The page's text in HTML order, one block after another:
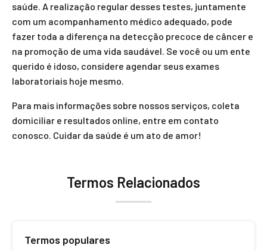
saúde. A realização regular desses testes, juntamente
com um acompanhamento médico adequado, pode
fazer toda a diferença na detecção precoce de câncer e
na promoção de uma vida saudável. Se você ou um ente
querido é idoso, considere agendar seus exames
laboratoriais hoje mesmo.
Para mais informações sobre nossos serviços, coleta
domiciliar e resultados online, entre em contato
conosco. Cuidar da saúde é um ato de amor!
Termos Relacionados
Termos populares